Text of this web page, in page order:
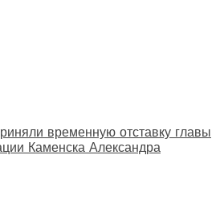
временную отставку главы
Каменска Александра